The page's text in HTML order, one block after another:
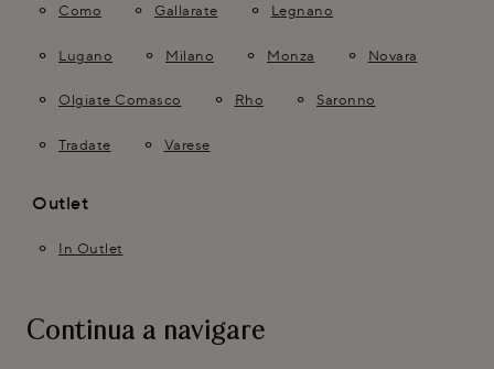
Como Gallarate Legnano
Lugano Milano Monza Novara
Olgiate Comasco Rho Saronno
Tradate Varese
Outlet
In Outlet
Continua a navigare